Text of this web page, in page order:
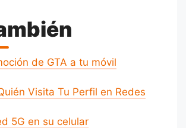
de GTA a tu móvil
Visita Tu Perfil en Redes
5G en su celular